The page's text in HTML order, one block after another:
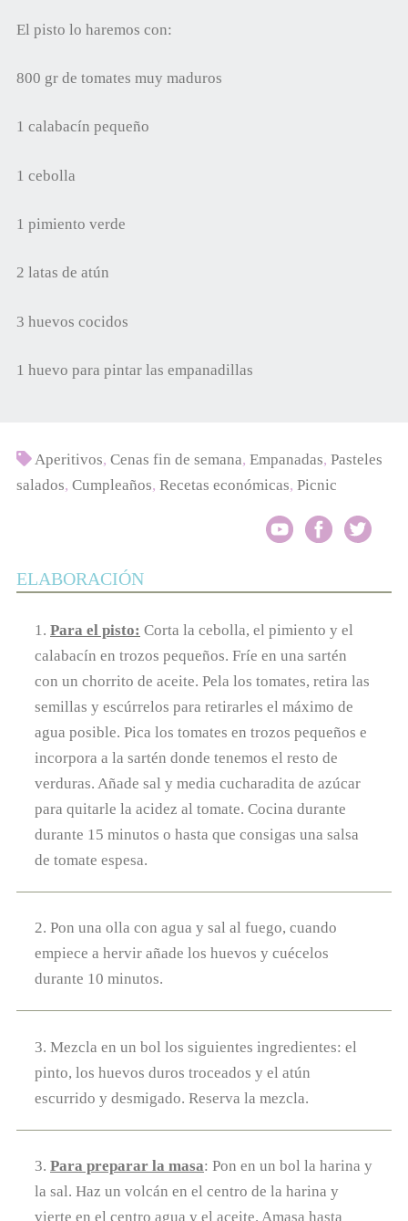
El pisto lo haremos con:
800 gr de tomates muy maduros
1 calabacín pequeño
1 cebolla
1 pimiento verde
2 latas de atún
3 huevos cocidos
1 huevo para pintar las empanadillas
Aperitivos, Cenas fin de semana, Empanadas, Pasteles
salados, Cumpleaños, Recetas económicas, Picnic
ELABORACIÓN
1. Para el pisto: Corta la cebolla, el pimiento y el
calabacín en trozos pequeños. Fríe en una sartén
con un chorrito de aceite. Pela los tomates, retira las
semillas y escúrrelos para retirarles el máximo de
agua posible. Pica los tomates en trozos pequeños e
incorpora a la sartén donde tenemos el resto de
verduras. Añade sal y media cucharadita de azúcar
para quitarle la acidez al tomate. Cocina durante
durante 15 minutos o hasta que consigas una salsa
de tomate espesa.
2. Pon una olla con agua y sal al fuego, cuando
empiece a hervir añade los huevos y cuécelos
durante 10 minutos.
3. Mezcla en un bol los siguientes ingredientes: el
pinto, los huevos duros troceados y el atún
escurrido y desmigado. Reserva la mezcla.
3. Para preparar la masa: Pon en un bol la harina y
la sal. Haz un volcán en el centro de la harina y
vierte en el centro agua y el aceite. Amasa hasta